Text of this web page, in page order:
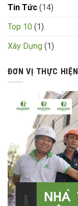
Tin Tức (14)
Top 10 (1)
Xây Dựng (1)
ĐƠN VỊ THỰC HIỆN